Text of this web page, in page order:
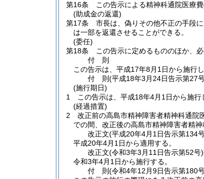
第16条
この告示による精神科通院医療
(助成金の返還)
第17条
市長は、偽りその他不正の手段
は一部を返還させることができる。
(委任)
第18条
この告示に定めるもののほか、
付 則
この告示は、平成17年8月1日から施行
付 則(平成18年3月24日告示第27
(施行期日)
1
この告示は、平成18年4月1日から施
(経過措置)
2
改正前の高島市精神障害者精神科通院
での間、改正後の高島市精神障害者精
改正文(平成20年4月1日告示第134
平成20年4月1日から適用する。
改正文(令和3年3月11日告示第52号)
令和3年4月1日から施行する。
付 則(令和4年12月9日告示第180